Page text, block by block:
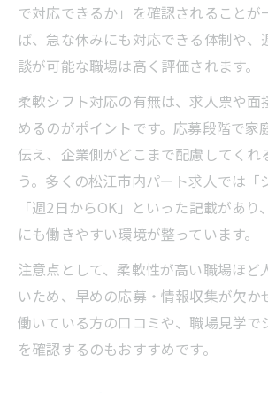
で対応できるか」を確認されることが
ば、急な休みにも対応できる体制や、
談が可能な職場は高く評価されます。
柔軟シフト対応の有無は、求人票や面
めるのがポイントです。応募段階で家
伝え、企業側がどこまで配慮してくれ
う。多くの松江市内パート求人では「
「週2日からOK」といった記載があ
にも働きやすい環境が整っています。
注意点として、柔軟性が高い職場ほど
いため、早めの応募・情報収集が欠か
働いている方の口コミや、職場見学で
を確認するのもおすすめです。